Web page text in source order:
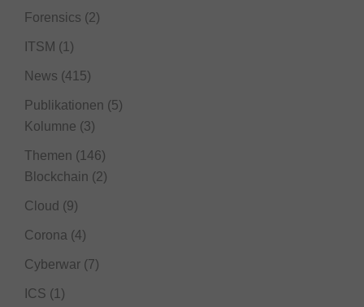
Forensics (2)
ITSM (1)
News (415)
Publikationen (5)
Kolumne (3)
Themen (146)
Blockchain (2)
Cloud (9)
Corona (4)
Cyberwar (7)
ICS (1)